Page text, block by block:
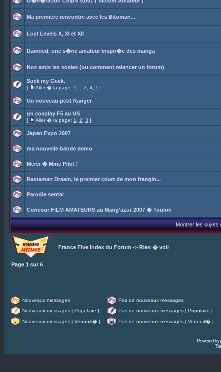
Ma premiere rencontre avec les Bitoman...
Lost Levels X, XI et XII
Damned, une s�rie amateur inspir�e des manga
Nos amis les sosies (ou comment relancer un forum)
Suck my Geek.
[ Aller � la page: 1 3 4 5 ]
Un nouveau petit Ranger
un cosplay F5 au US
[ Aller � la page: 1 2 3 ]
Japan Expo 2007
ma nouvelle bande demo
Merci � Mme Pilot !
Rastaman Dream, le premier court de mon frangin...
Parodie sentai
Concour FILM AMATEURS au Mang'azur 2007 � Toulon
Montrer les sujets
France Five Index du Forum -> Rien � voir
Page 1 sur 6
Nouveaux messages
Pas de nouveaux messages
Nouveaux messages [ Populaire ]
Pas de nouveaux messages [ Populaire ]
Nouveaux messages [ Verrouill� ]
Pas de nouveaux messages [ Verrouill� ]
Powered by